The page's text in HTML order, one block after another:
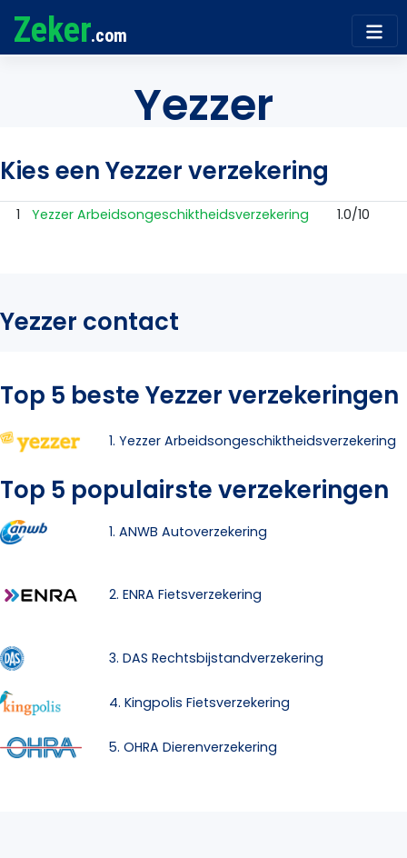
Zeker.com
Yezzer
Kies een Yezzer verzekering
1 Yezzer Arbeidsongeschiktheidsverzekering 1.0/10
Yezzer contact
Top 5 beste Yezzer verzekeringen
1. Yezzer Arbeidsongeschiktheidsverzekering
Top 5 populairste verzekeringen
1. ANWB Autoverzekering
2. ENRA Fietsverzekering
3. DAS Rechtsbijstandverzekering
4. Kingpolis Fietsverzekering
5. OHRA Dierenverzekering